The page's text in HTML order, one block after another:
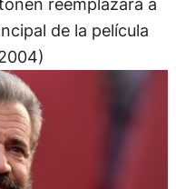
de la película